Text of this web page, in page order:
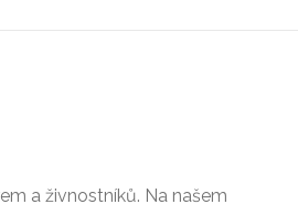
a živnostníků. Na našem